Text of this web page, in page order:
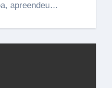
apreendeu…